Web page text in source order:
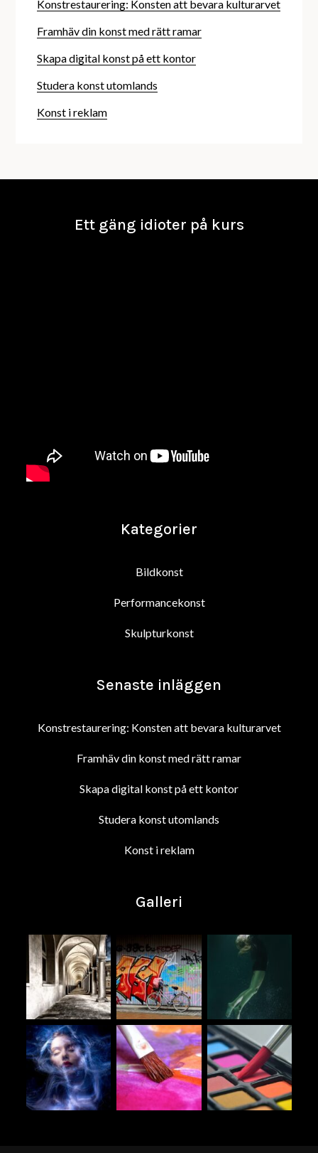
Konstrestaurering: Konsten att bevara kulturarvet
Framhäv din konst med rätt ramar
Skapa digital konst på ett kontor
Studera konst utomlands
Konst i reklam
Ett gäng idioter på kurs
Kategorier
Bildkonst
Performancekonst
Skulpturkonst
Senaste inläggen
Konstrestaurering: Konsten att bevara kulturarvet
Framhäv din konst med rätt ramar
Skapa digital konst på ett kontor
Studera konst utomlands
Konst i reklam
Galleri